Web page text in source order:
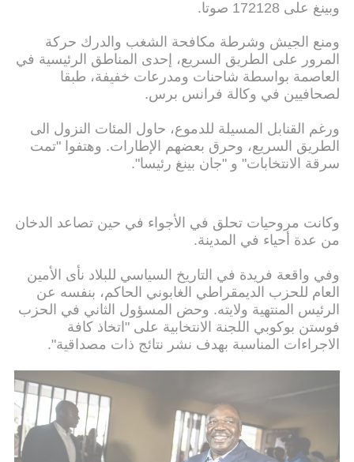
وبينغ على 172128 صوتا.
ومنع الجيش وشرطة مكافحة الشغب والدرك حركة
المرور على الطريق السريع، إحدى المناطق الرئيسية في
العاصمة بواسطة شاحنات ومدرعات خفيفة، طبقا
لصحافيين في وكالة فرانس برس.
ورغم القنابل المسيلة للدموع، حاول المئات النزول الى
الطريق السريع، وحرق بعضهم الإطارات. وهتفوا "تمت
سرقة الانتخابات" و "جان بينغ رئيسا".
وكانت مروحيات تحلق في الأجواء في حين تصاعد الدخان
من عدة أحياء في المدينة.
وفي واقعة فريدة في التاريخ السياسي للبلاد نأى الأمين
العام للحزب الديمقراطي الغابوني الحاكم، بنفسه عن
الرئيس المنتهية ولايته. وحض المسؤول الثاني في الحزب
فوستن بوكوبي اللجنة الانتخابية على "اتخاذ كافة
الاجراءات المناسبة بهدف نشر نتائج ذات مصداقية".